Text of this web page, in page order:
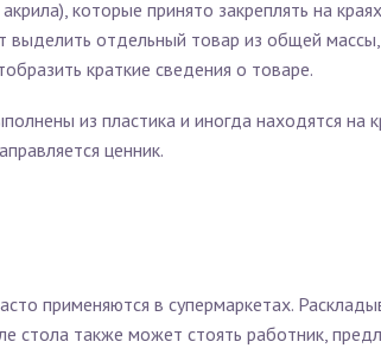
которые принято закреплять на
отдельный товар из общей
краткие сведения о товаре.
из пластика и иногда находятся на
ценник.
применяются в супермаркетах.
стола также может стоять работник,